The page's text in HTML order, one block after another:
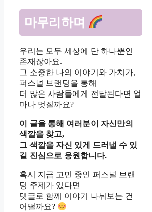
마무리하며
우리는 모두 세상에 단 하나뿐인
존재잖아요.
그 소중한 나의 이야기와 가치가,
퍼스널 브랜딩을 통해
더 많은 사람들에게 전달된다면 얼
마나 멋질까요?
이 글을 통해 여러분이 자신만의
색깔을 찾고,
그 색깔을 자신 있게 드러낼 수 있
길 진심으로 응원합니다.
혹시 지금 고민 중인 퍼스널 브랜
딩 주제가 있다면
댓글로 함께 이야기 나눠보는 건
어떨까요?